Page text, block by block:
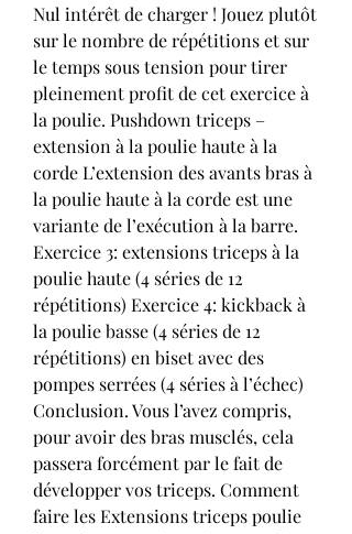
Nul intérêt de charger ! Jouez plutôt
sur le nombre de répétitions et sur
le temps sous tension pour tirer
pleinement profit de cet exercice à
la poulie. Pushdown triceps –
extension à la poulie haute à la
corde L’extension des avants bras à
la poulie haute à la corde est une
variante de l’exécution à la barre.
Exercice 3: extensions triceps à la
poulie haute (4 séries de 12
répétitions) Exercice 4: kickback à
la poulie basse (4 séries de 12
répétitions) en biset avec des
pompes serrées (4 séries à l’échec)
Conclusion. Vous l’avez compris,
pour avoir des bras musclés, cela
passera forcément par le fait de
développer vos triceps. Comment
faire les Extensions triceps poulie